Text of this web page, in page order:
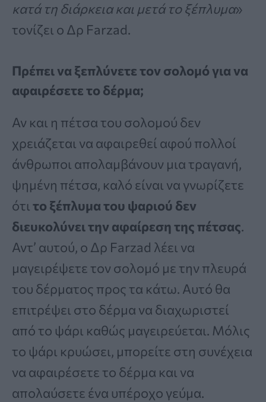
κατά τη διάρκεια και μετά το ξέπλυμα»
τονίζει ο Δρ Farzad.
Πρέπει να ξεπλύνετε τον σολομό για να
αφαιρέσετε το δέρμα;
Αν και η πέτσα του σολομού δεν
χρειάζεται να αφαιρεθεί αφού πολλοί
άνθρωποι απολαμβάνουν μια τραγανή,
ψημένη πέτσα, καλό είναι να γνωρίζετε
ότι το ξέπλυμα του ψαριού δεν
διευκολύνει την αφαίρεση της πέτσας.
Αντ’ αυτού, ο Δρ Farzad λέει να
μαγειρέψετε τον σολομό με την πλευρά
του δέρματος προς τα κάτω. Αυτό θα
επιτρέψει στο δέρμα να διαχωριστεί
από το ψάρι καθώς μαγειρεύεται. Μόλις
το ψάρι κρυώσει, μπορείτε στη συνέχεια
να αφαιρέσετε το δέρμα και να
απολαύσετε ένα υπέροχο γεύμα.